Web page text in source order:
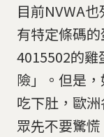
目前NVWA也
有特定條碼
4015502的雞
險」。但是
吃下肚，歐
眾先不要驚